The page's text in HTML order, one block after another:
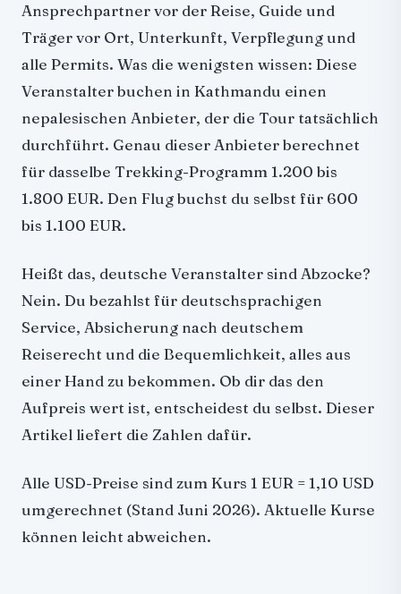
Szenario 2: Komfortabel (Everest Base Camp, 14 Tage)
Szenario 3: Rundum-sorglos (EBC über deutschen
Veranstalter)
Wann sich ein deutscher Veranstalter lohnt
Woran du einen seriösen lokalen Anbieter erkennst
Zusammenfassung
Ansprechpartner vor der Reise, Guide und
Träger vor Ort, Unterkunft, Verpflegung und
alle Permits. Was die wenigsten wissen: Diese
Veranstalter buchen in Kathmandu einen
nepalesischen Anbieter, der die Tour tatsächlich
durchführt. Genau dieser Anbieter berechnet
für dasselbe Trekking-Programm 1.200 bis
1.800 EUR. Den Flug buchst du selbst für 600
bis 1.100 EUR.
Heißt das, deutsche Veranstalter sind Abzocke?
Nein. Du bezahlst für deutschsprachigen
Service, Absicherung nach deutschem
Reiserecht und die Bequemlichkeit, alles aus
einer Hand zu bekommen. Ob dir das den
Aufpreis wert ist, entscheidest du selbst. Dieser
Artikel liefert die Zahlen dafür.
Alle USD-Preise sind zum Kurs 1 EUR = 1,10 USD
umgerechnet (Stand Juni 2026). Aktuelle Kurse
können leicht abweichen.